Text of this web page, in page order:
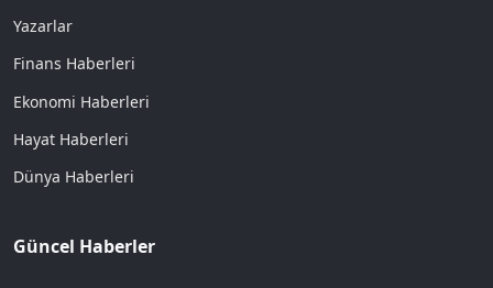
Yazarlar
Finans Haberleri
Ekonomi Haberleri
Hayat Haberleri
Dünya Haberleri
Güncel Haberler